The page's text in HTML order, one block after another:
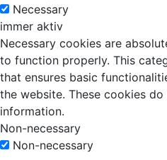
Necessary
immer aktiv
Necessary cookies are
to function properly. This
that ensures basic
the website. These cookies
information.
Non-necessary
Non-necessary